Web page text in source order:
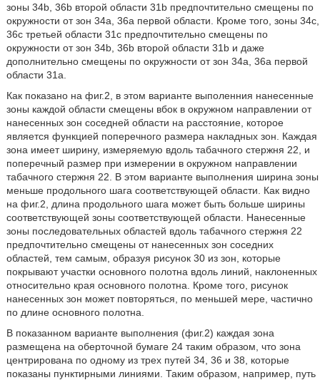
зоны 34b, 36b второй области 31b предпочтительно смещены по
окружности от зон 34а, 36а первой области. Кроме того, зоны 34с,
36с третьей области 31с предпочтительно смещены по
окружности от зон 34b, 36b второй области 31b и даже
дополнительно смещены по окружности от зон 34а, 36а первой
области 31а.
Как показано на фиг.2, в этом варианте выполенния нанесенные
зоны каждой области смещены вбок в окружном направлении от
нанесенных зон соседней области на расстояние, которое
является функцией поперечного размера накладных зон. Каждая
зона имеет ширину, измеряемую вдоль табачного стержня 22, и
поперечный размер при измерении в окружном направлении
табачного стержня 22. В этом варианте выполнения ширина зоны
меньше продольного шага соответствующей области. Как видно
на фиг.2, длина продольного шага может быть больше ширины
соответствующей зоны соответствующей области. Нанесенные
зоны последовательных областей вдоль табачного стержня 22
предпочтительно смещены от нанесенных зон соседних
областей, тем самым, образуя рисунок 30 из зон, которые
покрывают участки основного полотна вдоль линий, наклоненных
относительно края основного полотна. Кроме того, рисунок
нанесенных зон может повторяться, по меньшей мере, частично
по длине основного полотна.
В показанном варианте выполнения (фиг.2) каждая зона
размещена на оберточной бумаге 24 таким образом, что зона
центрирована по одному из трех путей 34, 36 и 38, которые
показаны пунктирными линиями. Таким образом, например, путь